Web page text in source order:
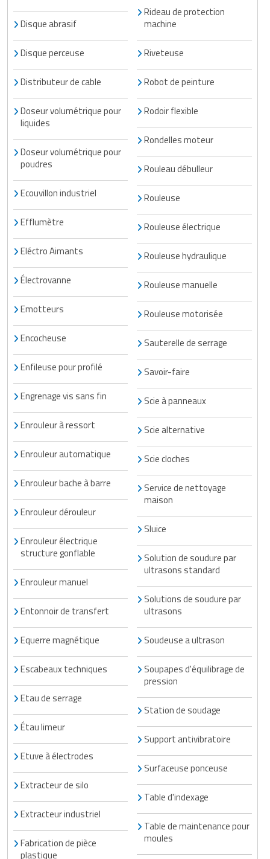
Disque abrasif
Disque perceuse
Distributeur de cable
Doseur volumétrique pour
liquides
Doseur volumétrique pour
poudres
Ecouvillon industriel
Efflumètre
Eléctro Aimants
Électrovanne
Emotteurs
Encocheuse
Enfileuse pour profilé
Engrenage vis sans fin
Enrouleur à ressort
Enrouleur automatique
Enrouleur bache à barre
Enrouleur dérouleur
Enrouleur électrique
structure gonflable
Enrouleur manuel
Entonnoir de transfert
Equerre magnétique
Escabeaux techniques
Etau de serrage
Étau limeur
Etuve à électrodes
Extracteur de silo
Extracteur industriel
Fabrication de pièce
plastique
Rideau de protection
machine
Riveteuse
Robot de peinture
Rodoir flexible
Rondelles moteur
Rouleau débulleur
Rouleuse
Rouleuse électrique
Rouleuse hydraulique
Rouleuse manuelle
Rouleuse motorisée
Sauterelle de serrage
Savoir-faire
Scie à panneaux
Scie alternative
Scie cloches
Service de nettoyage
maison
Sluice
Solution de soudure par
ultrasons standard
Solutions de soudure par
ultrasons
Soudeuse a ultrason
Soupapes d'équilibrage de
pression
Station de soudage
Support antivibratoire
Surfaceuse ponceuse
Table d'indexage
Table de maintenance pour
moules